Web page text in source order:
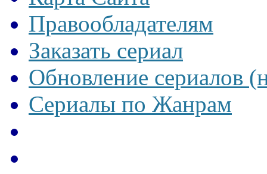
Правообладателям
Заказать сериал
Обновление сериалов
Сериалы по Жанрам